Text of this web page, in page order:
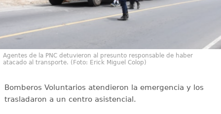
Agentes de la PNC detuvieron al presunto responsable de haber
atacado al transporte. (Foto: Erick Miguel Colop)
Bomberos Voluntarios atendieron la emergencia y los
trasladaron a un centro asistencial.